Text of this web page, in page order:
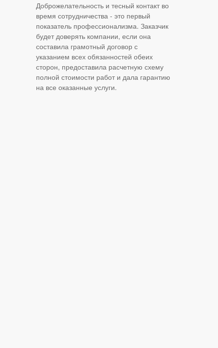
Доброжелательность и тесный контакт во
время сотрудничества - это первый
показатель профессионализма. Заказчик
будет доверять компании, если она
составила грамотный договор с
указанием всех обязанностей обеих
сторон, предоставила расчетную схему
полной стоимости работ и дала гарантию
на все оказанные услуги.